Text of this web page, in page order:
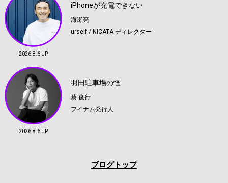
2026.8.6 UP
iPhoneが充電できない
海瀬亮
urself / NICATA ディレクター
2026.8.6 UP
羽田駐車場の怪
蔡 俊行
フイナム発行人
ブログトップ